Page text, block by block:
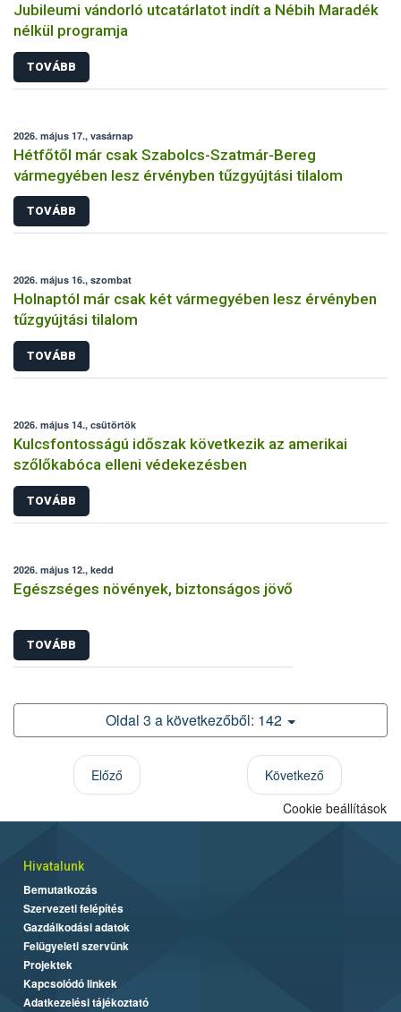
Jubileumi vándorló utcatárlatot indít a Nébih Maradék
nélkül programja
TOVÁBB
2026. május 17., vasárnap
Hétfőtől már csak Szabolcs-Szatmár-Bereg
vármegyében lesz érvényben tűzgyújtási tilalom
TOVÁBB
2026. május 16., szombat
Holnaptól már csak két vármegyében lesz érvényben
tűzgyújtási tilalom
TOVÁBB
2026. május 14., csütörtök
Kulcsfontosságú időszak következik az amerikai
szőlőkabóca elleni védekezésben
TOVÁBB
2026. május 12., kedd
Egészséges növények, biztonságos jövő
TOVÁBB
Oldal 3 a következőből: 142
Előző
Következő
Cookie beállítások
Hivatalunk
Bemutatkozás
Szervezeti felépítés
Gazdálkodási adatok
Felügyeleti szervünk
Projektek
Kapcsolódó linkek
Adatkezelési tájékoztató